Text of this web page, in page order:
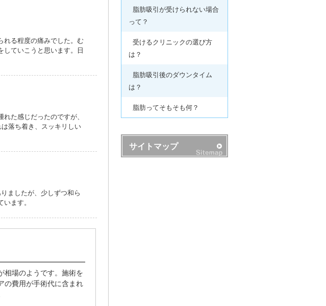
れる程度の痛みでした。む
していこうと思います。日
た感じだったのですが、
落ち着き、スッキリしい
ましたが、少しずつ和ら
ます。
相場のようです。施術を
の費用が手術代に含まれ
脂肪吸引が受けられない場合
って？
受けるクリニックの選び方
は？
脂肪吸引後のダウンタイム
は？
脂肪ってそもそも何？
サイトマップ